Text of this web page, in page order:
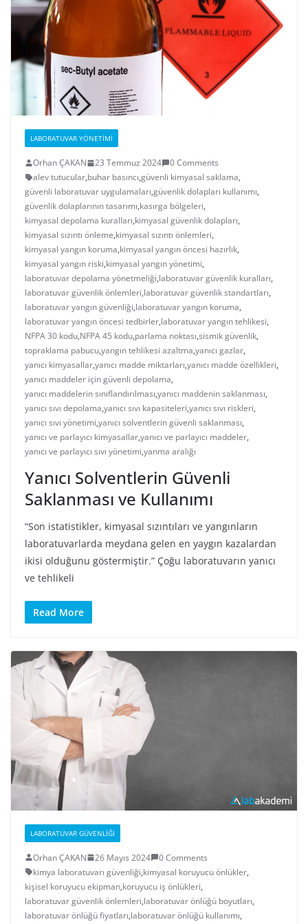
LABORATUVAR YÖNETIMI
Orhan ÇAKAN 23 Temmuz 2024
0 Comments
alev tutucular,buhar basıncı,güvenli kimyasal saklama,
güvenli laboratuvar uygulamaları,güvenlik dolapları kullanımı,
güvenlik dolaplarının tasarımı,kasırga bölgeleri,
kimyasal depolama kuralları,kimyasal güvenlik dolapları,
kimyasal sızıntı önleme,kimyasal sızıntı önlemleri,
kimyasal yangın koruma,kimyasal yangın öncesi hazırlık,
kimyasal yangın riski,kimyasal yangın yönetimi,
laboratuvar depolama yönetmeliği,laboratuvar güvenlik kuralları,
laboratuvar güvenlik önlemleri,laboratuvar güvenlik standartları,
laboratuvar yangın güvenliği,laboratuvar yangın koruma,
laboratuvar yangın öncesi tedbirler,laboratuvar yangın tehlikesi,
NFPA 30 kodu,NFPA 45 kodu,parlama noktası,sismik güvenlik,
topraklama pabucu,yangın tehlikesi azaltma,yanıcı gazlar,
yanıcı kimyasallar,yanıcı madde miktarları,yanıcı madde özellikleri,
yanıcı maddeler için güvenli depolama,
yanıcı maddelerin sınıflandırılması,yanıcı maddenin saklanması,
yanıcı sıvı depolama,yanıcı sıvı kapasiteleri,yanıcı sıvı riskleri,
yanıcı sıvı yönetimi,yanıcı solventlerin güvenli saklanması,
yanıcı ve parlayıcı kimyasallar,yanıcı ve parlayıcı maddeler,
yanıcı ve parlayıcı sıvı yönetimi,yanma aralığı
Yanıcı Solventlerin Güvenli
Saklanması ve Kullanımı
“Son istatistikler, kimyasal sızıntıları ve yangınların
laboratuvarlarda meydana gelen en yaygın kazalardan
ikisi olduğunu göstermiştir.” Çoğu laboratuvarın yanıcı
ve tehlikeli
Read More
LABORATUVAR GÜVENLIĞI
Orhan ÇAKAN 26 Mayıs 2024
0 Comments
kimya laboratuvarı güvenliği,kimyasal koruyucu önlükler,
kişisel koruyucu ekipman,koruyucu iş önlükleri,
laboratuvar güvenlik önlemleri,laboratuvar önlüğü boyutları,
laboratuvar önlüğü fiyatları,laboratuvar önlüğü kullanımı,